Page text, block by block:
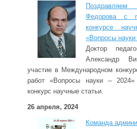
Поздравляем
Федорова с
конкурсе
«Вопросы науки
Доктор
Александр
участие в Международном
работ «Вопросы науки –
конкурс научные статьи.
26 апреля, 2024
Команда